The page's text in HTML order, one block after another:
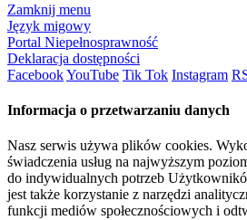
Zamknij menu
Język migowy
Portal Niepełnosprawność
Deklaracja dostępności
FacebookYouTube Tik Tok Instagram
Informacja o przetwarzaniu danych
Nasz serwis używa plików cookies.
świadczenia usług na najwyższym
do indywidualnych potrzeb
jest także korzystanie z narzędzi
funkcji mediów społecznościowych i